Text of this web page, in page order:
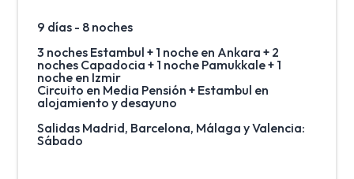
9 días - 8 noches
3 noches Estambul + 1 noche en Ankara + 2
noches Capadocia + 1 noche Pamukkale + 1
noche en Izmir
Circuito en Media Pensión + Estambul en
alojamiento y desayuno
Salidas Madrid, Barcelona, Málaga y Valencia:
Sábado